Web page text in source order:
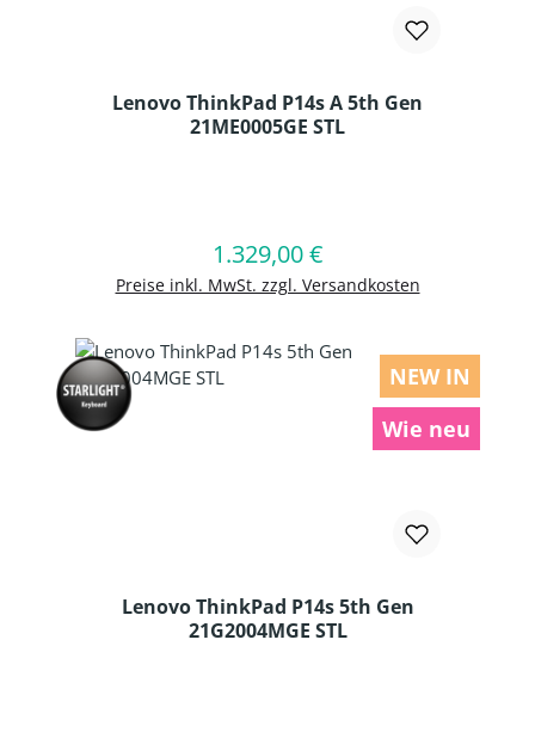
Lenovo ThinkPad P14s A 5th Gen
21ME0005GE STL
Regulärer Preis:
1.329,00 €
Preise inkl. MwSt. zzgl. Versandkosten
In den Warenkorb
NEW IN
Wie neu
Lenovo ThinkPad P14s 5th Gen
21G2004MGE STL